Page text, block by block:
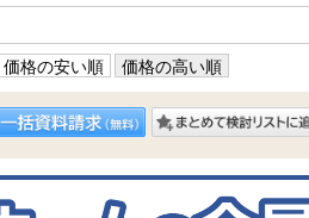
価格の安い順 価格の高い順